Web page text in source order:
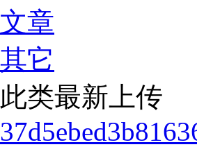
文章
其它
此类最新上传